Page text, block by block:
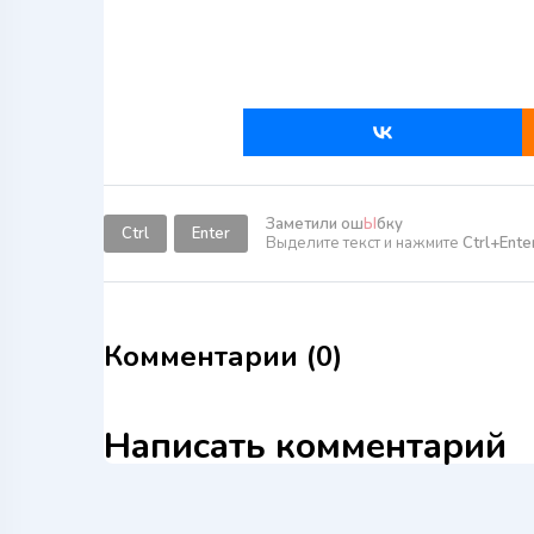
Ctrl Enter Заметили ошЫбку
Выделите текст и нажмите
Комментарии (0)
Написать комментарий